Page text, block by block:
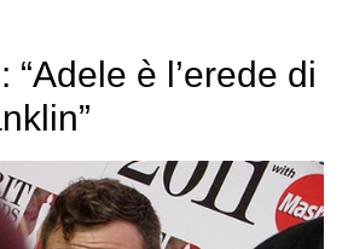
“Adele è l’erede di